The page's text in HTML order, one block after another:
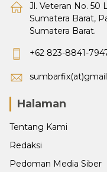
Jl. Veteran No. 50
Sumatera Barat,
Sumatera Barat.
+62 823-8841-
Halaman
Tentang Kami
Redaksi
Pedoman Media Siber